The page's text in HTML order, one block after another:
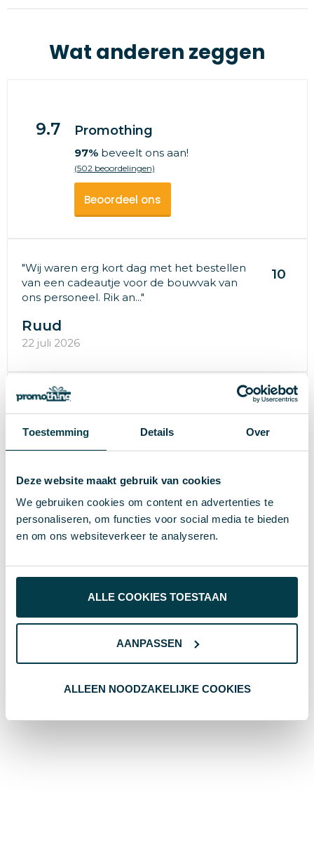
Toestemming Details Over
Deze website maakt gebruik van cookies
We gebruiken cookies om content en advertenties te
personaliseren, om functies voor social media te bieden
en om ons websiteverkeer te analyseren.
ALLE COOKIES TOESTAAN
AANPASSEN
ALLEEN NOODZAKELIJKE COOKIES
Wat anderen zeggen
9.7 Promothing
97%beveelt ons aan!
(502 beoordelingen)
Beoordeel ons
"Wij waren erg kort dag met het bestellen
van een cadeautje voor de bouwvak van
ons personeel. Rik an..."
10
Ruud
22 juli 2026
"Snel geleverd mooie product" 9
Cas
20 juli 2026
"Tevreden over het geleverde product, de
snelle levering en goede communicatie!"
10
20 juli 2026